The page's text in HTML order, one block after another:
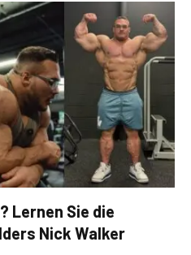
Lernen Sie die
Nick Walker